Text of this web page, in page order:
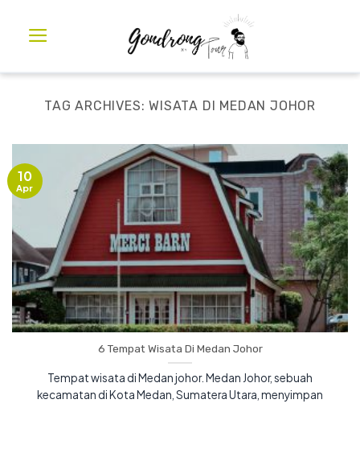
TAG ARCHIVES:WISATA DI MEDAN JOHOR
6 Tempat Wisata Di Medan Johor
Tempat wisata di Medan johor. Medan Johor, sebuah
kecamatan di Kota Medan, Sumatera Utara, menyimpan
10
Apr